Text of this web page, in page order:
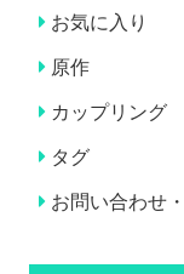
お気に入り
原作
カップリング
タグ
お問い合わせ